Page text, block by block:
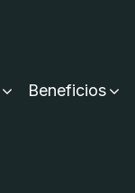
Beneficios